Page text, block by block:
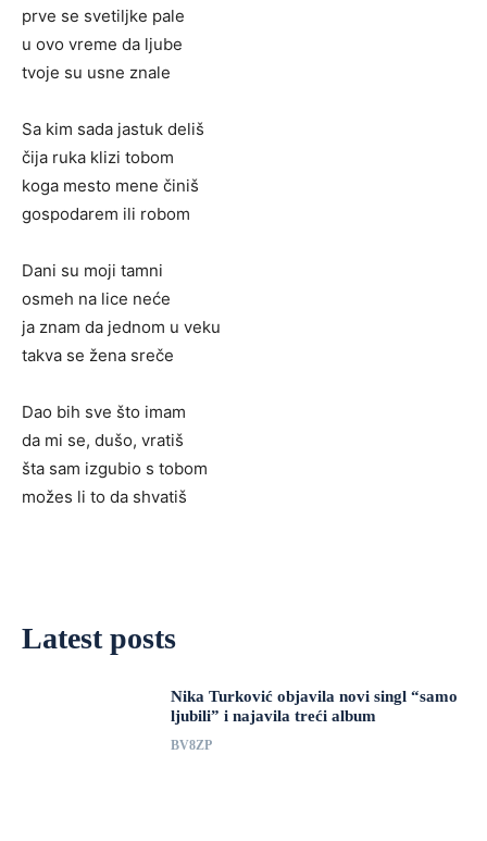
prve se svetiljke pale
u ovo vreme da ljube
tvoje su usne znale
Sa kim sada jastuk deliš
čija ruka klizi tobom
koga mesto mene činiš
gospodarem ili robom
Dani su moji tamni
osmeh na lice neće
ja znam da jednom u veku
takva se žena sreče
Dao bih sve što imam
da mi se, dušo, vratiš
šta sam izgubio s tobom
možes li to da shvatiš
Latest posts
Nika Turković objavila novi singl “samo
ljubili” i najavila treći album
BV8ZP